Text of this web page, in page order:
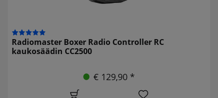
Radiomaster Boxer Radio Controller RC
kaukosäädin CC2500
€ 129,90 *